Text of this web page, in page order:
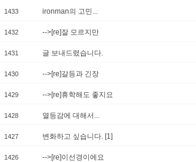
1433 ironman의 고민...
1432 -->[re]잘 모르지만
1431 글 보내드렸습니다.
1430 -->[re]갈등과 긴장
1429 -->[re]휴학해도 좋지요
1428 열등감에 대해서...
1427 변화하고 싶습니다. [1]
1426 -->[re]이선경이에요